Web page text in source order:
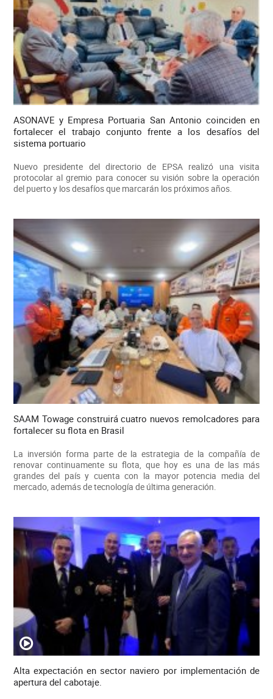
ASONAVE y Empresa Portuaria San Antonio coinciden en
fortalecer el trabajo conjunto frente a los desafíos del
sistema portuario
Nuevo presidente del directorio de EPSA realizó una visita
protocolar al gremio para conocer su visión sobre la operación
del puerto y los desafíos que marcarán los próximos años.
SAAM Towage construirá cuatro nuevos remolcadores para
fortalecer su flota en Brasil
La inversión forma parte de la estrategia de la compañía de
renovar continuamente su flota, que hoy es una de las más
grandes del país y cuenta con la mayor potencia media del
mercado, además de tecnología de última generación.
Alta expectación en sector naviero por implementación de
apertura del cabotaje.